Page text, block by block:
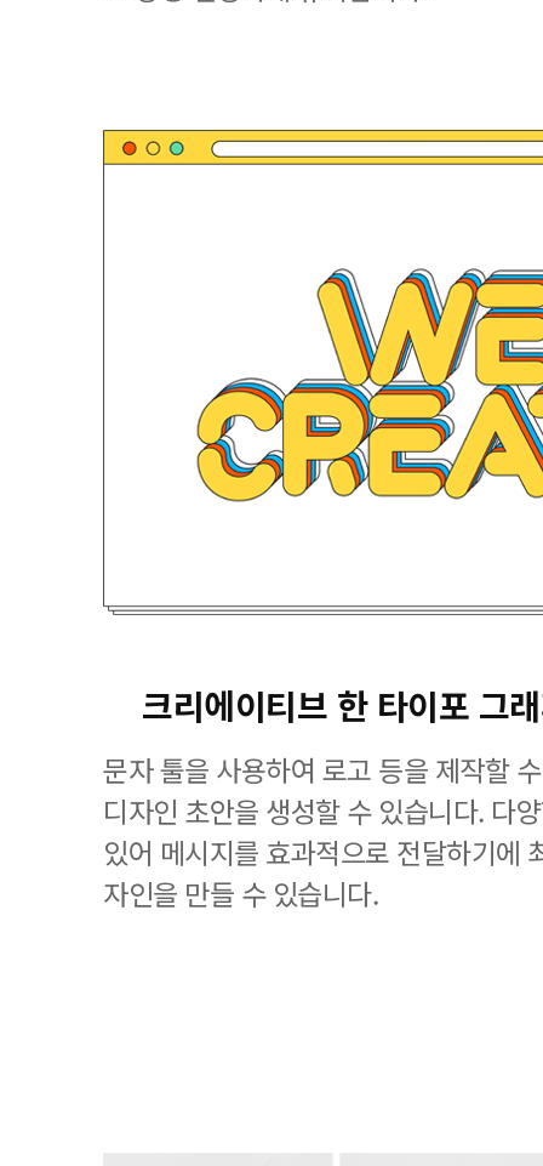
크리에이티브 한 타이포 그
문자 툴을 사용하여 로고 등을 제작할
디자인 초안을 생성할 수 있습니다. 다
있어 메시지를 효과적으로 전달하기에
자인을 만들 수 있습니다.